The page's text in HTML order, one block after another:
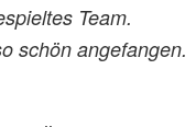
Team.
schön angefangen.